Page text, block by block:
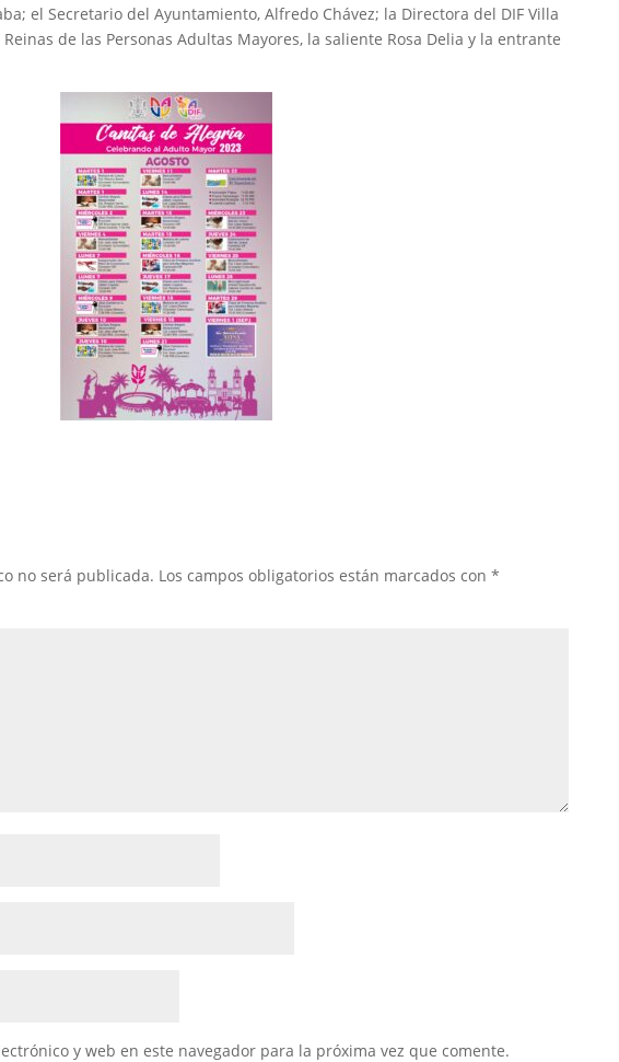
el Secretario del Ayuntamiento, Alfredo Chávez; la Directora del DIF Villa
de las Personas Adultas Mayores, la saliente Rosa Delia y la entrante
no será publicada. Los campos obligatorios están marcados con*
y web en este navegador para la próxima vez que comente.